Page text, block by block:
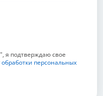
я подтверждаю свое
обработки персональных